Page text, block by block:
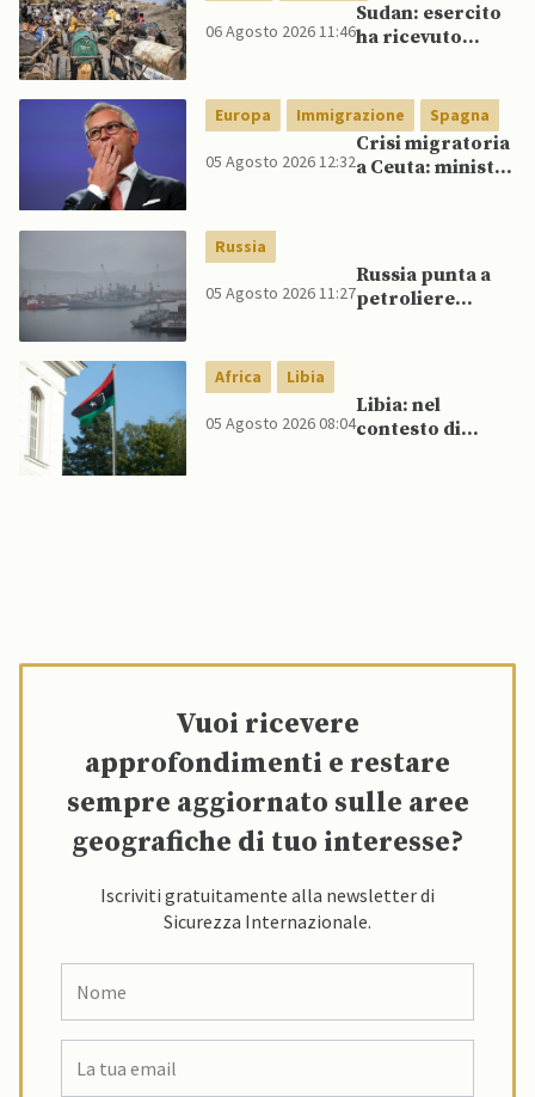
06 Agosto 2026 11:46
Sudan: esercito
ha ricevuto
Pakistan
Europa Immigrazione Spagna
05 Agosto 2026 12:32
Crisi migratoria
a Ceuta: ministri
schierano a
sostegno della
Spagna
Russia
05 Agosto 2026 11:27
Russia punta a
petroliere
“flotta ombra”
per aggirare
sanzioni
Africa Libia
05 Agosto 2026 08:04
Libia: nel
contesto di
Vuoi ricevere
approfondimenti e restare
sempre aggiornato sulle aree
geografiche di tuo interesse?
Iscriviti gratuitamente alla newsletter di
Sicurezza Internazionale.